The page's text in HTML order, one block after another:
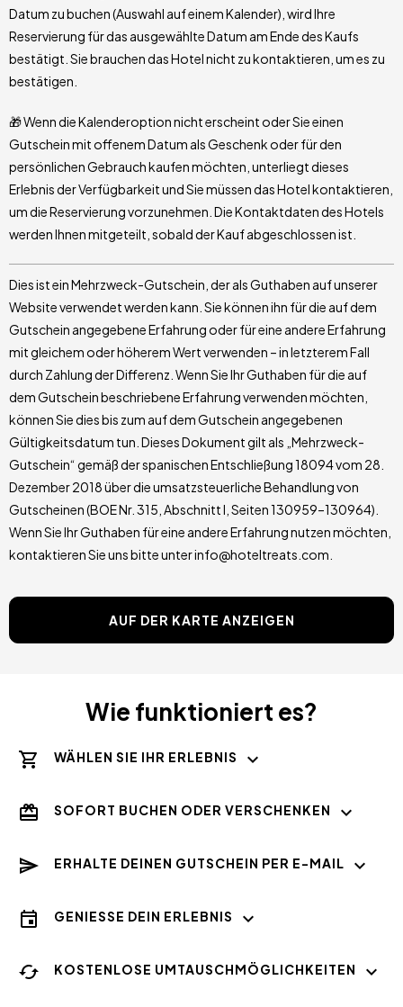
Datum zu buchen (Auswahl auf einem Kalender), wird Ihre
Reservierung für das ausgewählte Datum am Ende des Kaufs
bestätigt. Sie brauchen das Hotel nicht zu kontaktieren, um es zu
bestätigen.
🎁 Wenn die Kalenderoption nicht erscheint oder Sie einen
Gutschein mit offenem Datum als Geschenk oder für den
persönlichen Gebrauch kaufen möchten, unterliegt dieses
Erlebnis der Verfügbarkeit und Sie müssen das Hotel kontaktieren,
um die Reservierung vorzunehmen. Die Kontaktdaten des Hotels
werden Ihnen mitgeteilt, sobald der Kauf abgeschlossen ist.
Dies ist ein Mehrzweck-Gutschein, der als Guthaben auf unserer
Website verwendet werden kann. Sie können ihn für die auf dem
Gutschein angegebene Erfahrung oder für eine andere Erfahrung
mit gleichem oder höherem Wert verwenden – in letzterem Fall
durch Zahlung der Differenz. Wenn Sie Ihr Guthaben für die auf
dem Gutschein beschriebene Erfahrung verwenden möchten,
können Sie dies bis zum auf dem Gutschein angegebenen
Gültigkeitsdatum tun. Dieses Dokument gilt als „Mehrzweck-
Gutschein“ gemäß der spanischen Entschließung 18094 vom 28.
Dezember 2018 über die umsatzsteuerliche Behandlung von
Gutscheinen (BOE Nr. 315, Abschnitt I, Seiten 130959–130964).
Wenn Sie Ihr Guthaben für eine andere Erfahrung nutzen möchten,
kontaktieren Sie uns bitte unter info@hoteltreats.com.
AUF DER KARTE ANZEIGEN
Wie funktioniert es?
WÄHLEN SIE IHR ERLEBNIS
SOFORT BUCHEN ODER VERSCHENKEN
ERHALTE DEINEN GUTSCHEIN PER E-MAIL
GENIESSE DEIN ERLEBNIS
KOSTENLOSE UMTAUSCHMÖGLICHKEITEN